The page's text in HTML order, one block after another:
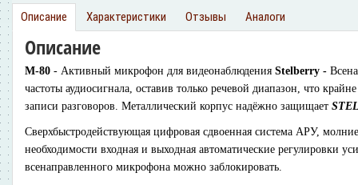
Описание Характеристики Отзывы Аналоги
Описание
М-80 - Активный микрофон для видеонаблюдения Stelberry -
частоты аудиосигнала, оставив только речевой диапазон, что
записи разговоров. Металлический корпус надёжно защищает
Сверхбыстродействующая цифровая сдвоенная система АРУ,
необходимости входная и выходная автоматические регулировки
всенаправленного микрофона можно заблокировать.